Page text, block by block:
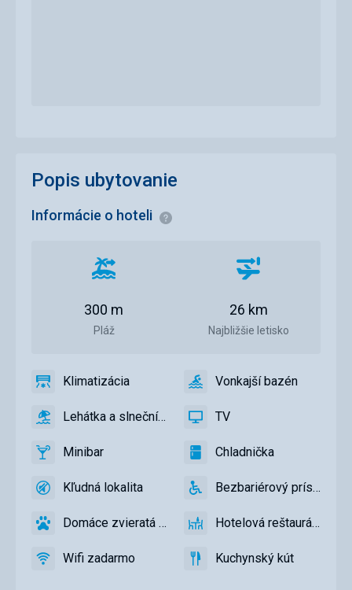
Popis ubytovanie
Informácie o hoteli Informácie
Vzdialenosť
pláže
Pláž
300 m
Vzdialenosť
letiska
Najbližšie letisko
26 km
Klimatizácia
Klimatizácia
áno
VonkajšíVonkajší bazén
áno
Lehátka
slnečníky
bazéne
Lehátka a slnečníky pri bazéne zadarmo
áno TV TV
áno
Minibar,Minibar
áno Chladnička
Chladnička
áno
KľudnáKľudná lokalita
áno
Bezbariérový
Bezbariérový prístup
áno
Domáce
povolené
Domáce zvieratá povolené
áno
HotelováHotelová reštaurácia
áno
Wifi
Wifi zadarmo
áno
Kuchynský
Kuchynský kút
áno